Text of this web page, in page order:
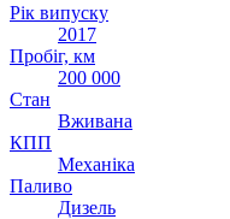
Рік випуску
2017
Пробіг, км
200 000
Стан
Вживана
КПП
Механіка
Паливо
Дизель